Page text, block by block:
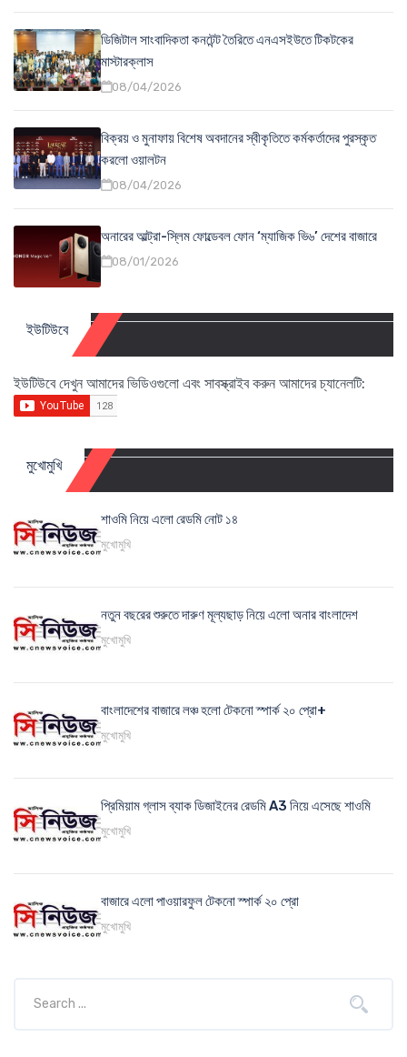
ডিজিটাল সাংবাদিকতা কনটেন্ট তৈরিতে এনএসইউতে টিকটকের
মাস্টারক্লাস
08/04/2026
বিক্রয় ও মুনাফায় বিশেষ অবদানের স্বীকৃতিতে কর্মকর্তাদের পুরস্কৃত
করলো ওয়ালটন
08/04/2026
অনারের আল্ট্রা-স্লিম ফোল্ডেবল ফোন ‘ম্যাজিক ভি৬’ দেশের বাজারে
08/01/2026
ইউটিউবে
ইউটিউবে দেখুন আমাদের ভিডিওগুলো এবং সাবস্ক্রাইব করুন আমাদের চ্যানেলটি:
মুখোমুখি
শাওমি নিয়ে এলো রেডমি নোট ১৪
মুখোমুখি
নতুন বছরের শুরুতে দারুণ মূল্যছাড় নিয়ে এলো অনার বাংলাদেশ
মুখোমুখি
বাংলাদেশের বাজারে লঞ্চ হলো টেকনো স্পার্ক ২০ প্রো+
মুখোমুখি
প্রিমিয়াম গ্লাস ব্যাক ডিজাইনের রেডমি A3 নিয়ে এসেছে শাওমি
মুখোমুখি
বাজারে এলো পাওয়ারফুল টেকনো স্পার্ক ২০ প্রো
মুখোমুখি